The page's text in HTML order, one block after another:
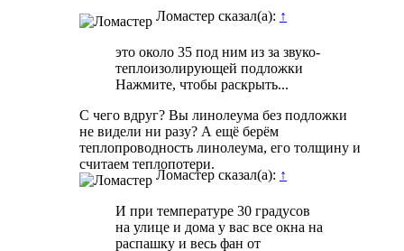
Ломастер сказал(а): ↑
это около 35 под ним из за звуко-
теплоизолирующей подложки
Нажмите, чтобы раскрыть...
С чего вдруг? Вы линолеума без подложки
не видели ни разу? А ещё берём
теплопроводность линолеума, его толщину и
считаем теплопотери.
Ломастер сказал(а): ↑
И при температуре 30 градусов
на улице и дома у вас все окна на
распашку и весь фан от